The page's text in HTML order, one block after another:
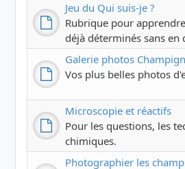
Jeu du Qui suis-je ?
Rubrique pour
déjà déterminés sans en
Galerie photos
Vos plus belles photos
Microscopie et réactifs
Pour les questions, les
chimiques.
Photographier les